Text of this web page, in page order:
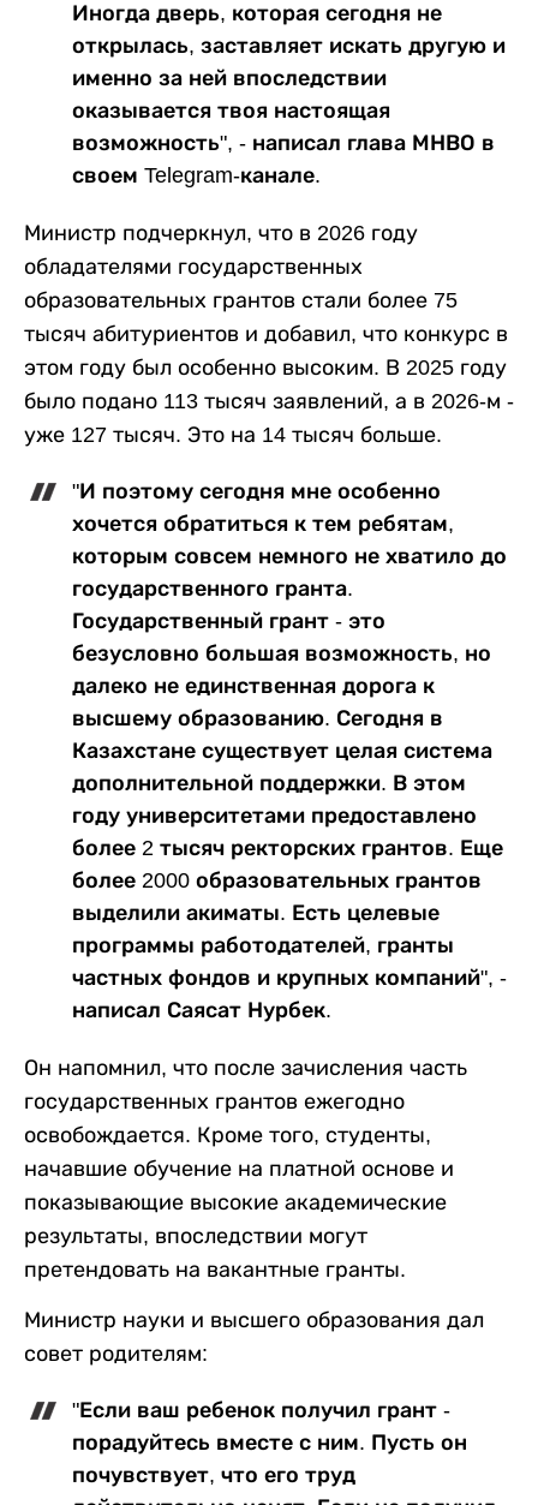
Иногда дверь, которая сегодня не
открылась, заставляет искать другую и
именно за ней впоследствии
оказывается твоя настоящая
возможность", - написал глава МНВО в
своем Telegram-канале.
Министр подчеркнул, что в 2026 году
обладателями государственных
образовательных грантов стали более 75
тысяч абитуриентов и добавил, что конкурс в
этом году был особенно высоким. В 2025 году
было подано 113 тысяч заявлений, а в 2026-м -
уже 127 тысяч. Это на 14 тысяч больше.
"И поэтому сегодня мне особенно
хочется обратиться к тем ребятам,
которым совсем немного не хватило до
государственного гранта.
Государственный грант - это
безусловно большая возможность, но
далеко не единственная дорога к
высшему образованию. Сегодня в
Казахстане существует целая система
дополнительной поддержки. В этом
году университетами предоставлено
более 2 тысяч ректорских грантов. Еще
более 2000 образовательных грантов
выделили акиматы. Есть целевые
программы работодателей, гранты
частных фондов и крупных компаний", -
написал Саясат Нурбек.
Он напомнил, что после зачисления часть
государственных грантов ежегодно
освобождается. Кроме того, студенты,
начавшие обучение на платной основе и
показывающие высокие академические
результаты, впоследствии могут
претендовать на вакантные гранты.
Министр науки и высшего образования дал
совет родителям:
"Если ваш ребенок получил грант -
порадуйтесь вместе с ним. Пусть он
почувствует, что его труд